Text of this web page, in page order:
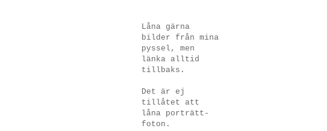
Låna gärna
bilder från mina
pyssel, men
länka alltid
tillbaks.
Det är ej
tillåtet att
låna porträtt-
foton.